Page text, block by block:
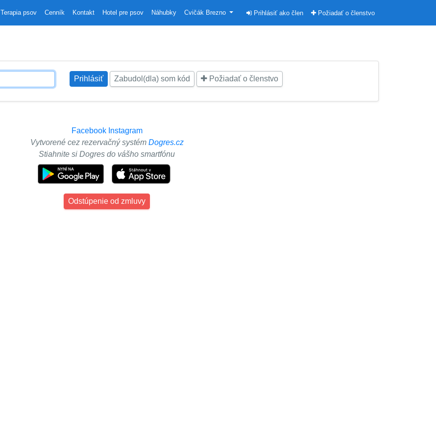
Terapia psov Cenník Kontakt Hotel pre psov Náhubky Cvičák Brezno Prihlásiť ako člen Požiadať o členstvo
Zabudol(dla) som kód Požiadať o členstvo
Facebook Instagram
Vytvorené cez rezervačný systém Dogres.cz
Stiahnite si Dogres do vášho smartfónu
Odstúpenie od zmluvy